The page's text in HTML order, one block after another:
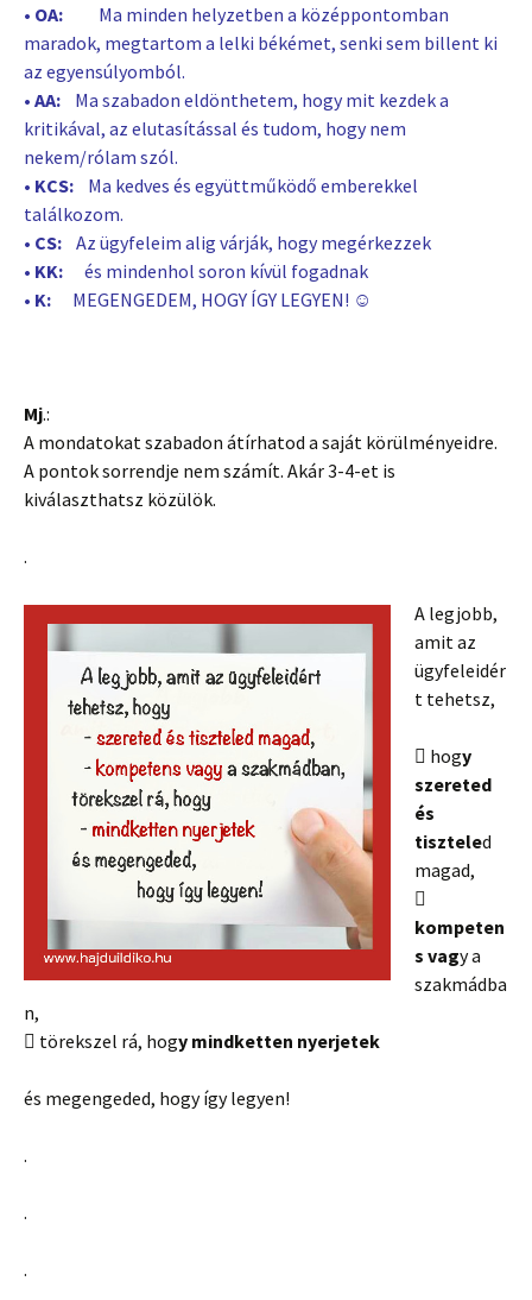
• OA: Ma minden helyzetben a középpontomban
maradok, megtartom a lelki békémet, senki sem billent ki
az egyensúlyomból.
• AA: Ma szabadon eldönthetem, hogy mit kezdek a
kritikával, az elutasítással és tudom, hogy nem
nekem/rólam szól.
• KCS: Ma kedves és együttműködő emberekkel
találkozom.
• CS: Az ügyfeleim alig várják, hogy megérkezzek
• KK: és mindenhol soron kívül fogadnak
• K: MEGENGEDEM, HOGY ÍGY LEGYEN! ☺
Mj.:
A mondatokat szabadon átírhatod a saját körülményeidre.
A pontok sorrendje nem számít. Akár 3-4-et is
kiválaszthatsz közülök.
.
A legjobb,
amit az
ügyfeleidér
t tehetsz,
 hogy
szereted
és
tiszteled
magad,

kompeten
s vagy a
szakmádba
n,
 törekszel rá, hogy mindketten nyerjetek
és megengeded, hogy így legyen!
.
.
.